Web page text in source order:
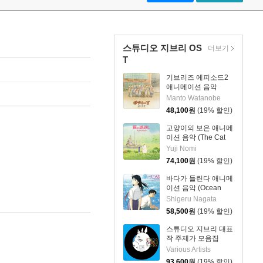
스튜디오 지브리 OS
T
기브리즈 에피소드2
애니메이션 음악
(GHIBLIES episode2
Soundtrack) [LP]
Manto Watanobe
48,100원 (19% 할인)
고양이의 보은 애니메
이션 음악 (The Cat
Returns Soundtrack)
[2LP]
Yuji Nomi
74,100원 (19% 할인)
바다가 들린다 애니메
이션 음악 (Ocean
Waves Soundtrack)
[LP]
Shigeru Nagata
58,500원 (19% 할인)
스튜디오 지브리 대표
작 주제가 모음집
(Studio Ghibli 7inch
Box) [7인치 Vinyl 박
Various Artists
더보기